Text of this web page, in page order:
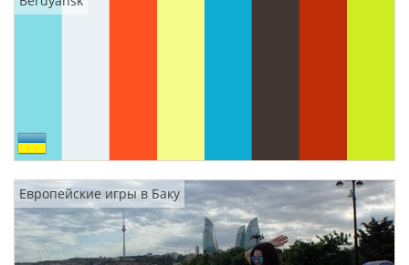
Европейские игры в Баку